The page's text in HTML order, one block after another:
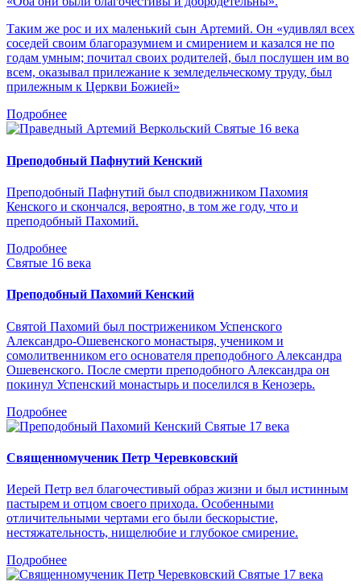
Таким же рос и их маленький сын Артемий. Он «удивлял всех
соседей своим благоразумием и смирением и казался не по
годам умным; почитал своих родителей, был послушен им во
всем, оказывал прилежание к земледельческому труду, был
прилежным к Церкви Божией»
Подробнее
Святые 16 века
Преподобный Пафнутий Кенский
Преподобный Пафнутий был сподвижником Пахомия
Кенского и скончался, вероятно, в том же году, что и
преподобный Пахомий.
Подробнее
Святые 16 века
Преподобный Пахомий Кенский
Святой Пахомий был пострижеником Успенского
Александро-Ошевенского монастыря, учеником и
сомолитвенником его основателя преподобного Александра
Ошевенского. После смерти преподобного Александра он
покинул Успенский монастырь и поселился в Кенозерь.
Подробнее
Святые 17 века
Священномученик Петр Черевковский
Иерей Петр вел благочестивый образ жизни и был истинным
пастырем и отцом своего прихода. Особенными
отличительными чертами его были бескорыстие,
нестяжательность, нищелюбие и глубокое смирение.
Подробнее
Святые 17 века